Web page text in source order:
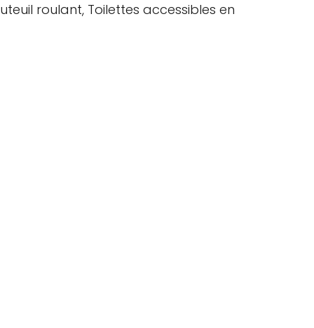
roulant, Toilettes accessibles en